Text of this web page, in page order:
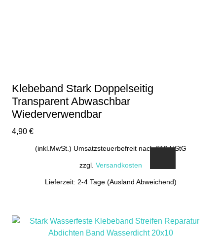
Klebeband Stark Doppelseitig
Transparent Abwaschbar
Wiederverwendbar
4,90 €
(inkl.MwSt.) Umsatzsteuerbefreit nach §19 UStG
zzgl. Versandkosten
Lieferzeit: 2-4 Tage (Ausland Abweichend)